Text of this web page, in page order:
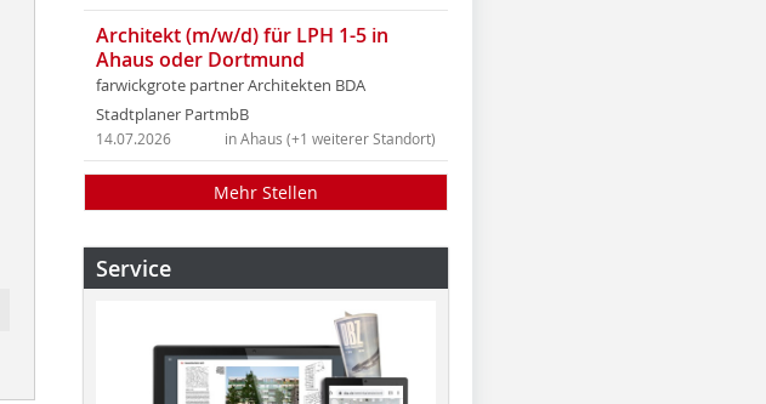
Architekt (m/w/d) für LPH 1-5 in
Ahaus oder Dortmund
farwickgrote partner Architekten BDA
Stadtplaner PartmbB
in Ahaus (+1 weiterer Standort)
14.07.2026
Mehr Stellen
Service